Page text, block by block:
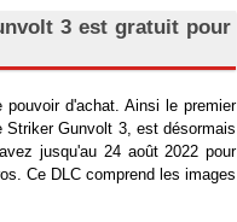
3 est gratuit pour
pouvoir d'achat. Ainsi le premier
Striker Gunvolt 3, est désormais
jusqu'au 24 août 2022 pour
Ce DLC comprend les images